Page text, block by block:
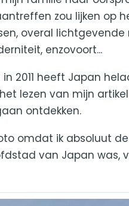
zou lijken op
overal
enzovoort...
in 2011 heeft Japan
lezen van mijn
ontdekken.
omdat ik absoluut
van Japan was,